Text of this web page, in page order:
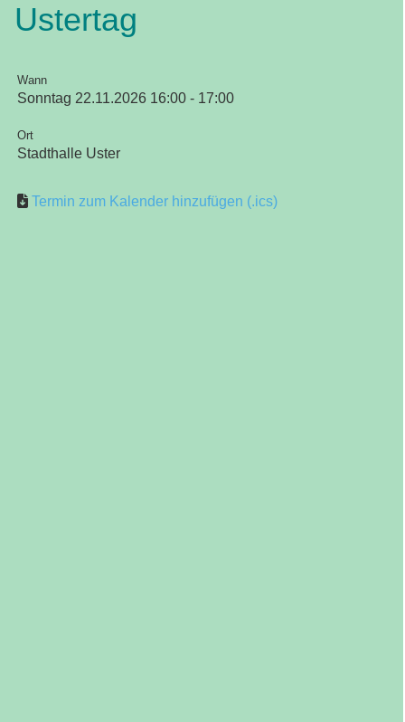
Ustertag
Wann
Sonntag 22.11.2026 16:00 - 17:00
Ort
Stadthalle Uster
Termin zum Kalender hinzufügen (.ics)